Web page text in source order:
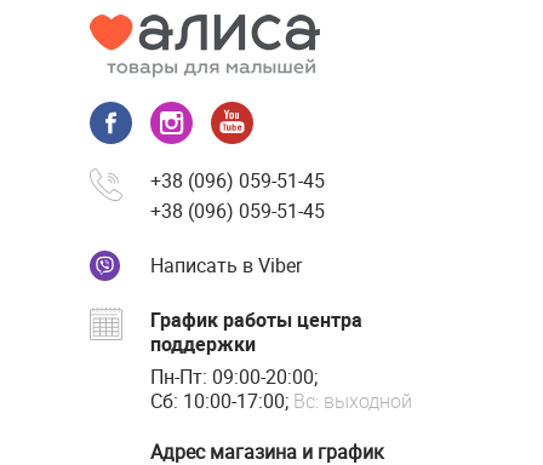
+38 (096) 059-51-45
+38 (096) 059-51-45
Написать в Viber
График работы центра
поддержки
Пн-Пт: 09:00-20:00;
Сб: 10:00-17:00; Вс: выходной
Адрес магазина и график